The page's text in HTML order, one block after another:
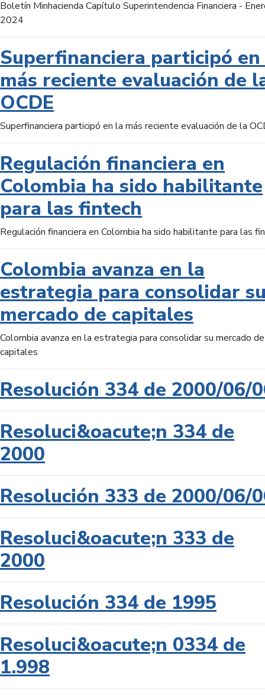
Boletín Minhacienda Capítulo Superintendencia Financiera -
2024
Superfinanciera participó
más reciente evaluación de
OCDE
Superfinanciera participó en la más reciente evaluación de la
Regulación financiera en
Colombia ha sido habilitante
para las fintech
Regulación financiera en Colombia ha sido habilitante para las
Colombia avanza en la
estrategia para consolidar
mercado de capitales
Colombia avanza en la estrategia para consolidar su mercado de
capitales
Resolución 334 de 2000/06/
Resoluci&oacute;n 334 de
2000
Resolución 333 de 2000/06/
Resoluci&oacute;n 333 de
2000
Resolución 334 de 1995
Resoluci&oacute;n 0334 de
1.998